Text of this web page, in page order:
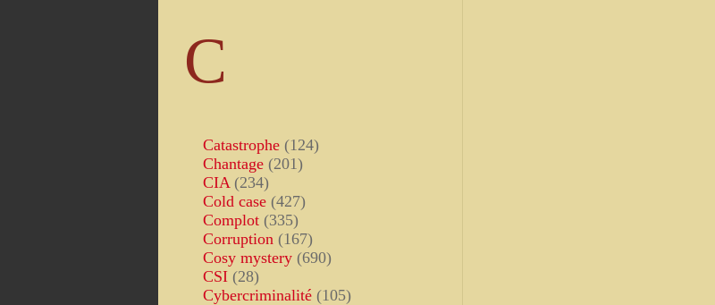
C
Catastrophe (124)
Chantage (201)
CIA (234)
Cold case (427)
Complot (335)
Corruption (167)
Cosy mystery (690)
CSI (28)
Cybercriminalité (105)